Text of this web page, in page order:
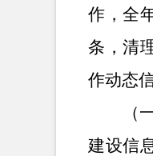
作，全
条，清
作动态
（
建设信